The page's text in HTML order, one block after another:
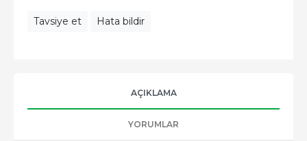
Tavsiye et Hata bildir
AÇIKLAMA
YORUMLAR